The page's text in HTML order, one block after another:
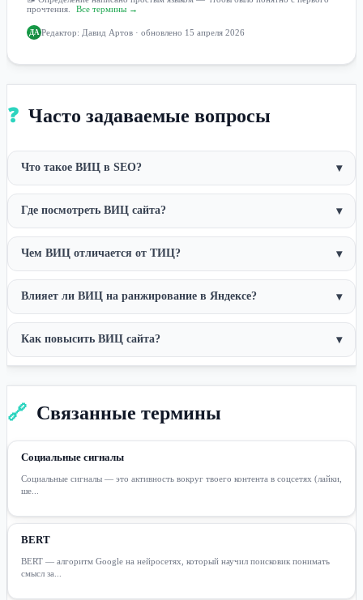
прочтения.
Все термины →
ДА Редактор: Давид Артов · обновлено 15 апреля 2026
❓ Часто задаваемые вопросы
Что такое ВИЦ в SEO? ▾
Где посмотреть ВИЦ сайта? ▾
Чем ВИЦ отличается от ТИЦ? ▾
Влияет ли ВИЦ на ранжирование в Яндексе? ▾
Как повысить ВИЦ сайта? ▾
🔗 Связанные термины
Социальные сигналы
Социальные сигналы — это активность вокруг твоего контента в соцсетях (лайки,
ше...
BERT
BERT — алгоритм Google на нейросетях, который научил поисковик понимать
смысл за...